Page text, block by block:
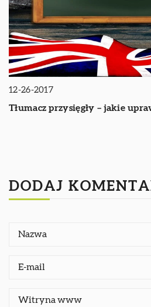
12-26-2017
Tłumacz przysięgły – jakie
DODAJ